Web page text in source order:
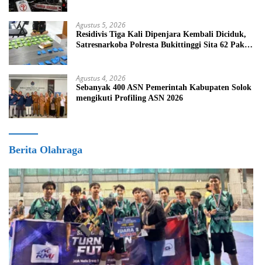
Agustus 5, 2026
Residivis Tiga Kali Dipenjara Kembali Diciduk,
Satresnarkoba Polresta Bukittinggi Sita 62 Paket
Agustus 4, 2026
Sebanyak 400 ASN Pemerintah Kabupaten Solok
mengikuti Profiling ASN 2026
Berita Olahraga